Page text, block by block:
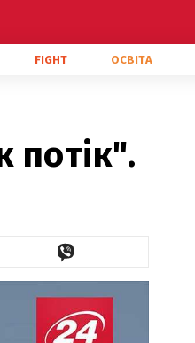
FIGHT ОСВІТА
потік".